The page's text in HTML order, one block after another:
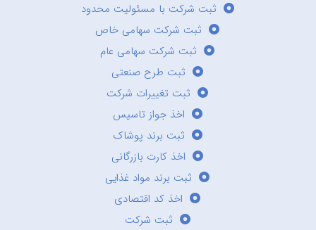
ثبت شرکت با مسئولیت محدود
ثبت شرکت سهامی خاص
ثبت شرکت سهامی عام
ثبت طرح صنعتی
ثبت تغییرات شرکت
اخذ جواز تاسیس
ثبت برند پوشاک
اخذ کارت بازرگانی
ثبت برند مواد غذایی
اخذ کد اقتصادی
ثبت شرکت